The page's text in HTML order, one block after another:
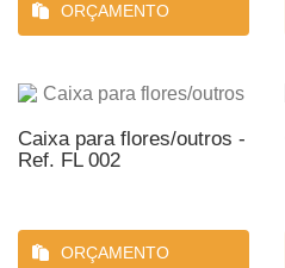
ORÇAMENTO
Caixa para flores/outros -
Ref. FL 002
ORÇAMENTO